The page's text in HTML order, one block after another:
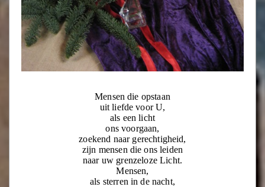
Mensen die opstaan
uit liefde voor U,
als een licht
ons voorgaan,
zoekend naar gerechtigheid,
zijn mensen die ons leiden
naar uw grenzeloze Licht.
Mensen,
als sterren in de nacht,